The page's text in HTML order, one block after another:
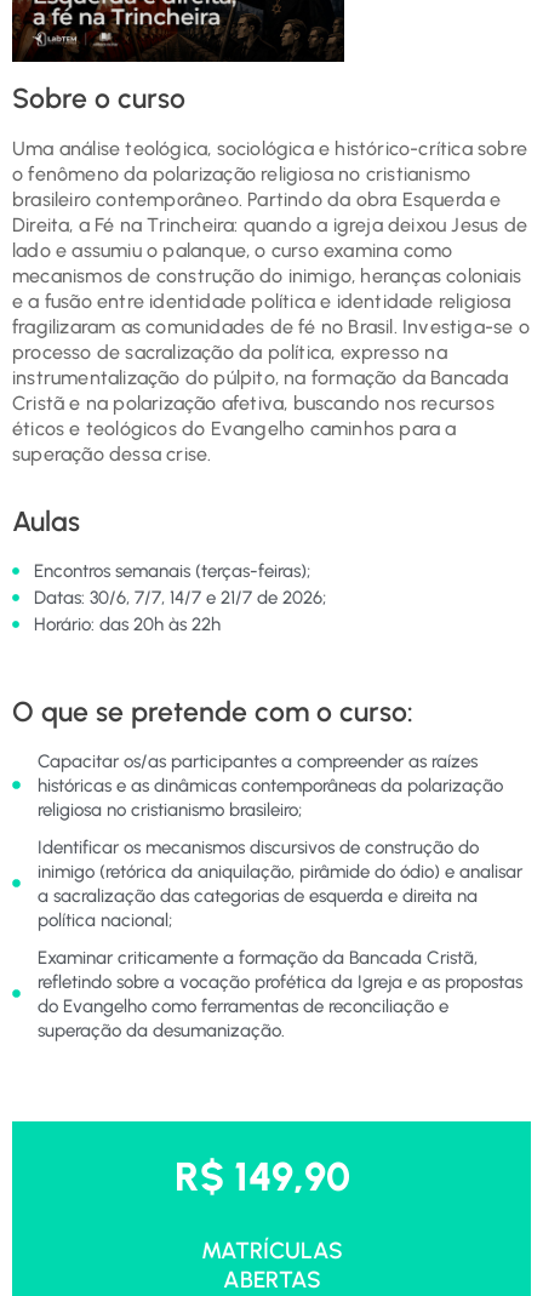
Sobre o curso
Uma análise teológica, sociológica e histórico-crítica sobre
o fenômeno da polarização religiosa no cristianismo
brasileiro contemporâneo. Partindo da obra Esquerda e
Direita, a Fé na Trincheira: quando a igreja deixou Jesus de
lado e assumiu o palanque, o curso examina como
mecanismos de construção do inimigo, heranças coloniais
e a fusão entre identidade política e identidade religiosa
fragilizaram as comunidades de fé no Brasil. Investiga-se o
processo de sacralização da política, expresso na
instrumentalização do púlpito, na formação da Bancada
Cristã e na polarização afetiva, buscando nos recursos
éticos e teológicos do Evangelho caminhos para a
superação dessa crise.
Aulas
Encontros semanais (terças-feiras);
Datas: 30/6, 7/7, 14/7 e 21/7 de 2026;
Horário: das 20h às 22h
O que se pretende com o curso:
Capacitar os/as participantes a compreender as raízes
históricas e as dinâmicas contemporâneas da polarização
religiosa no cristianismo brasileiro;
Identificar os mecanismos discursivos de construção do
inimigo (retórica da aniquilação, pirâmide do ódio) e analisar
a sacralização das categorias de esquerda e direita na
política nacional;
Examinar criticamente a formação da Bancada Cristã,
refletindo sobre a vocação profética da Igreja e as propostas
do Evangelho como ferramentas de reconciliação e
superação da desumanização.
R$ 149,90
MATRÍCULAS
ABERTAS